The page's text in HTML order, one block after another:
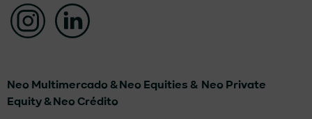
Neo Multimercado & Neo Equities & Neo Private
Equity & Neo Crédito